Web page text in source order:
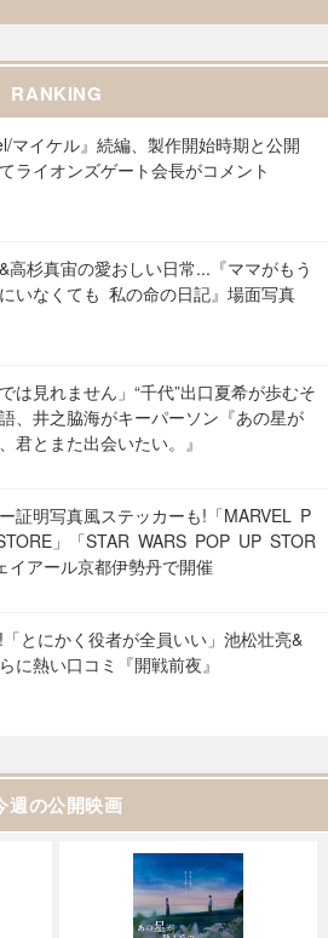
RANKING
マイケル』続編、製作開始時期と公開
ライオンズゲート会長がコメント
&高杉真宙の愛おしい日常...『ママがもう
いなくても 私の命の日記』場面写真
では見れません」“千代”出口夏希が歩むそ
、井之脇海がキーパーソン『あの星が
君とまた出会いたい。』
証明写真風ステッカーも!「MARVEL P
」「STAR WARS POP UP STOR
イアール京都伊勢丹で開催
とにかく役者が全員いい」池松壮亮&
に熱い口コミ『開戦前夜』
週の公開映画